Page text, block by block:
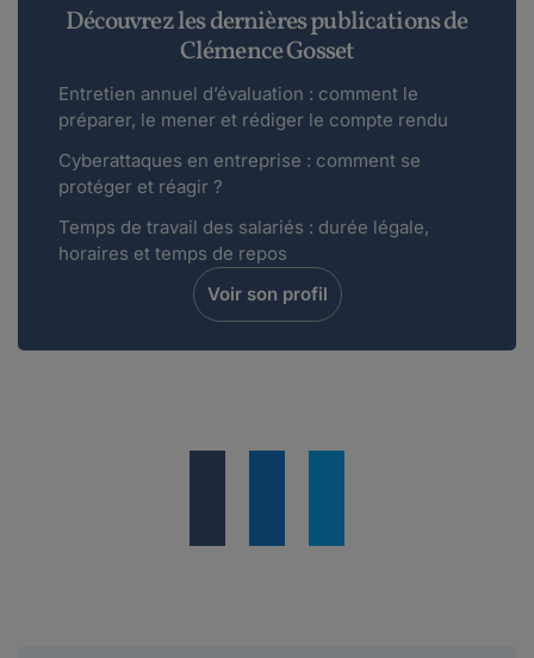
Découvrez les dernières publications de
Clémence Gosset
Entretien annuel d’évaluation : comment le
préparer, le mener et rédiger le compte rendu
Cyberattaques en entreprise : comment se
protéger et réagir ?
Temps de travail des salariés : durée légale,
horaires et temps de repos
Voir son profil